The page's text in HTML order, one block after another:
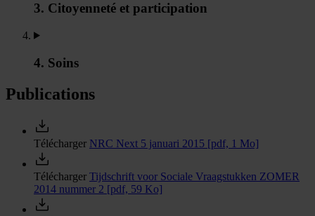
3. Citoyenneté et participation
4. Soins
Publications
Télécharger NRC Next 5 januari 2015 [pdf, 1 Mo]
Télécharger Tijdschrift voor Sociale Vraagstukken ZOMER
2014 nummer 2 [pdf, 59 Ko]